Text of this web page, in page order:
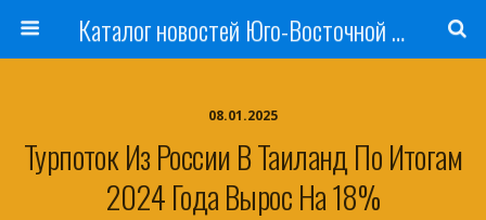
Каталог новостей Юго-Восточной Азии, Австралии и Океании
08.01.2025
Турпоток Из России В Таиланд По Итогам
2024 Года Вырос На 18%